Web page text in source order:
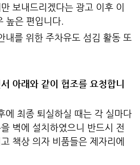
보내드리겠다는 광고 이후 이
높은 편입니다.
내를 위한 주차유도 섬김 활동 또
아래와 같이 협조를 요청합니
에 최종 퇴실하실 때는 각 실마다
벽에 설치하였으니 반드시 전
책상 의자 비품들은 제자리에